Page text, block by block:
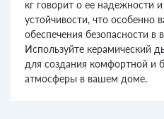
кг говорит о ее надежности и
устойчивости, что особенно
обеспечения безопасности
Используйте керамический
для создания комфортной и
атмосферы в вашем доме.